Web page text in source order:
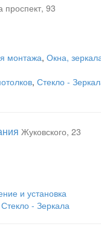
93
монтажа, Окна,
, Стекло -
Жуковского, 23
и установка
Стекло - Зеркала